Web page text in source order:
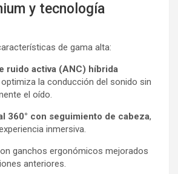
y tecnología
de gama alta:
ruido activa (ANC) híbrida
optimiza la conducción del sonido sin
el oído.
360° con seguimiento de cabeza,
inmersiva.
ganchos ergonómicos mejorados
anteriores.